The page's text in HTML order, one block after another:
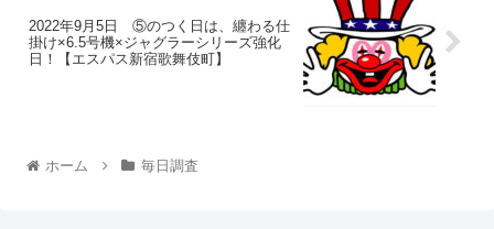
2022年9月5日 ⑤のつく日は、纏わる仕
掛け×6.5号機×ジャグラーシリーズ強化
日！【エスパス新宿歌舞伎町】
ホーム 毎日調査